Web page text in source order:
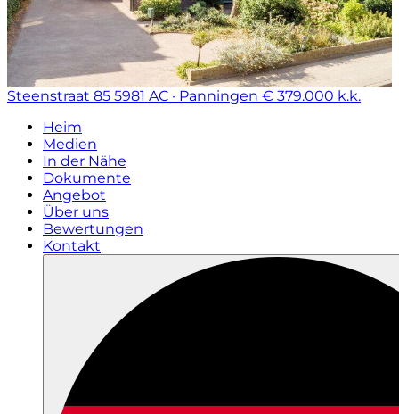
Steenstraat 85 5981 AC · Panningen € 379.000 k.k.
Heim
Medien
In der Nähe
Dokumente
Angebot
Über uns
Bewertungen
Kontakt